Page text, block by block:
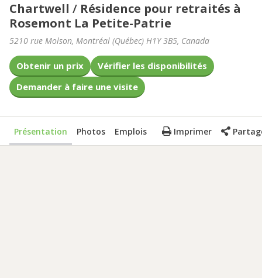
Chartwell / Résidence pour retraités à
Rosemont La Petite-Patrie
5210 rue Molson, Montréal (Québec) H1Y 3B5, Canada
Obtenir un prix
Vérifier les disponibilités
Demander à faire une visite
Présentation Photos Emplois Imprimer